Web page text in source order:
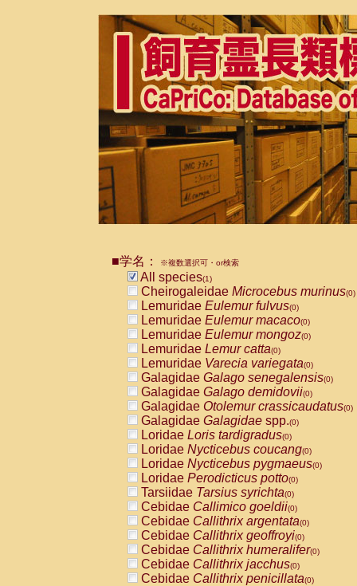
■学名： ※複数選択可・or検索
All species(1)
Cheirogaleidae Microcebus murinus(0)
Lemuridae Eulemur fulvus(0)
Lemuridae Eulemur macaco(0)
Lemuridae Eulemur mongoz(0)
Lemuridae Lemur catta(0)
Lemuridae Varecia variegata(0)
Galagidae Galago senegalensis(0)
Galagidae Galago demidovii(0)
Galagidae Otolemur crassicaudatus(0)
Galagidae Galagidae spp.(0)
Loridae Loris tardigradus(0)
Loridae Nycticebus coucang(0)
Loridae Nycticebus pygmaeus(0)
Loridae Perodicticus potto(0)
Tarsiidae Tarsius syrichta(0)
Cebidae Callimico goeldii(0)
Cebidae Callithrix argentata(0)
Cebidae Callithrix geoffroyi(0)
Cebidae Callithrix humeralifer(0)
Cebidae Callithrix jacchus(0)
Cebidae Callithrix penicillata(0)